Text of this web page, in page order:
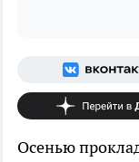
Осенью